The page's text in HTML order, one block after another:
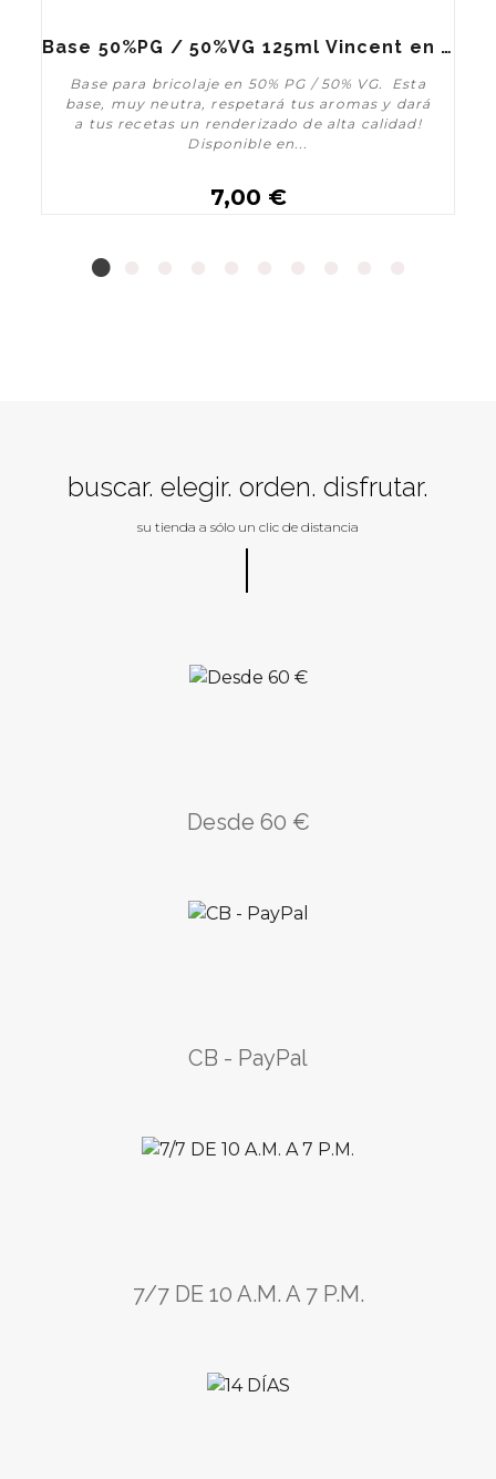
Base 50%PG / 50%VG 125ml Vincent en vapes
Base para bricolaje en 50% PG / 50% VG. Esta
base, muy neutra, respetará tus aromas y dará
a tus recetas un renderizado de alta calidad!
Disponible en...
7,00 €
buscar. elegir. orden. disfrutar.
su tienda a sólo un clic de distancia
Desde 60 €
CB - PayPal
7/7 DE 10 A.M. A 7 P.M.